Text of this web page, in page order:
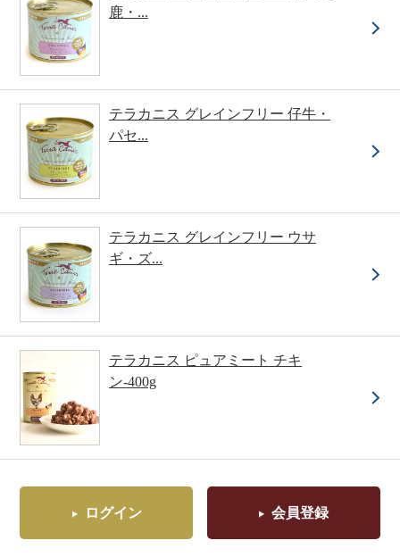
鹿・...
テラカニス グレインフリー 仔牛・
パセ...
テラカニス グレインフリー ウサ
ギ・ズ...
テラカニス ピュアミート チキ
ン-400g
ログイン 会員登録